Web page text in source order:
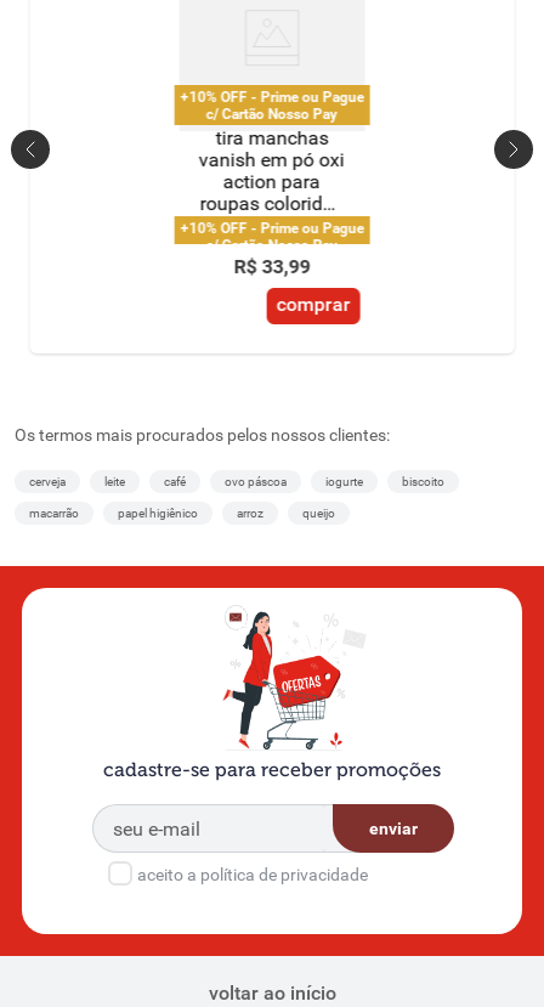
+10% OFF - Prime ou Pague
c/ Cartão Nosso Pay
tira manchas
vanish em pó oxi
action para
roupas coloridas
450g
+10% OFF - Prime ou Pague
c/ Cartão Nosso Pay
R$ 33,99
comprar
Os termos mais procurados pelos nossos clientes:
cerveja leite café ovo páscoa iogurte biscoito
macarrão papel higiênico arroz queijo
cadastre-se para receber promoções
enviar
aceito a política de privacidade
voltar ao início